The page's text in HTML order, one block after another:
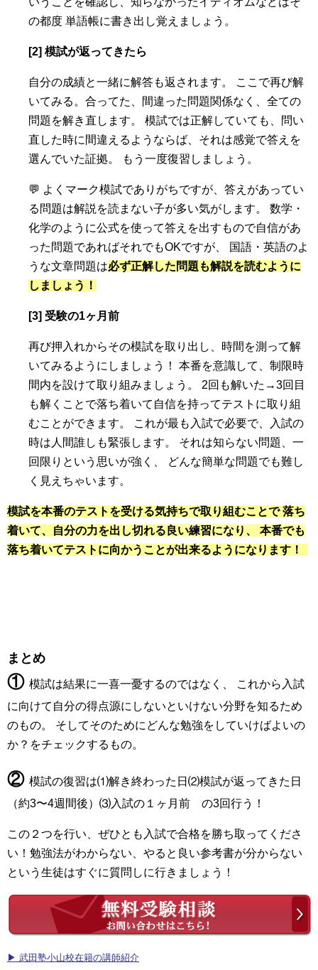
の都度 単語帳に書き出し覚えましょう。
[2] 模試が返ってきたら
自分の成績と一緒に解答も返されます。 ここで再び解
いてみる。合ってた、間違った問題関係なく、全ての
問題を解き直します。 模試では正解していても、問い
直した時に間違えるようならば、それは感覚で答えを
選んでいた証拠。 もう一度復習しましょう。
💬 よくマーク模試でありがちですが、答えがあってい
る問題は解説を読まない子が多い気がします。 数学・
化学のように公式を使って答えを出すもので自信があ
った問題であればそれでもOKですが、 国語・英語のよ
うな文章問題は必ず正解した問題も解説を読むように
しましょう！
[3] 受験の1ヶ月前
再び押入れからその模試を取り出し、時間を測って解
いてみるようにしましょう！ 本番を意識して、制限時
間内を設けて取り組みましょう。 2回も解いた→3回目
も解くことで落ち着いて自信を持ってテストに取り組
むことができます。 これが最も入試で必要で、入試の
時は人間誰しも緊張します。 それは知らない問題、一
回限りという思いが強く、 どんな簡単な問題でも難し
く見えちゃいます。
模試を本番のテストを受ける気持ちで取り組むことで 落ち
着いて、自分の力を出し切れる良い練習になり、 本番でも
落ち着いてテストに向かうことが出来るようになります！
まとめ
① 模試は結果に一喜一憂するのではなく、 これから入試
に向けて自分の得点源にしないといけない分野を知るため
のもの。 そしてそのためにどんな勉強をしていけばよいの
か？をチェックするもの。
② 模試の復習は⑴解き終わった日⑵模試が返ってきた日
（約3〜4週間後）⑶入試の１ヶ月前 の3回行う！
この２つを行い、ぜひとも入試で合格を勝ち取ってくださ
い！勉強法がわからない、やると良い参考書が分からない
という生徒はすぐに質問しに行きましょう！
▶ 武田塾小山校在籍の講師紹介